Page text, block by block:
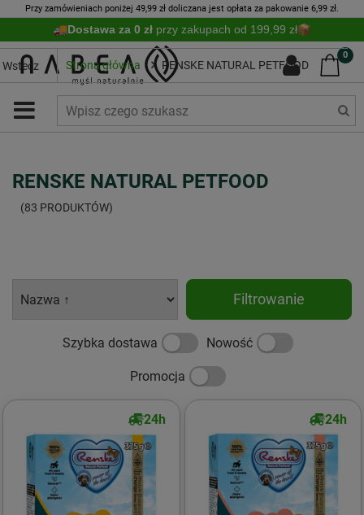
Przy zamówieniach poniżej 49,99 zł doliczana jest opłata za pakowanie 6,99 zł.
Dostawa za 0 zł przy zakupach od 199,99 zł
0
Wstecz Strona główna RENSKE NATURAL PETFOOD
RENSKE NATURAL PETFOOD
(83 PRODUKTÓW)
Filtrowanie
Szybka dostawa Nowość
Promocja
24h 24h